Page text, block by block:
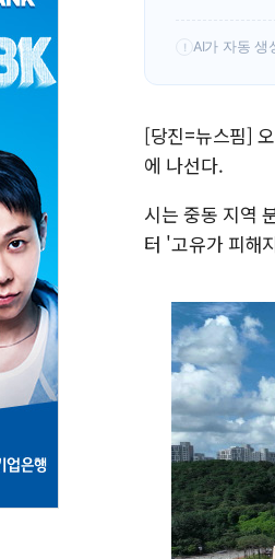
! AI가 자동 생
[당진=뉴스핌]
에 나선다.
시는 중동 지역
터 '고유가 피해